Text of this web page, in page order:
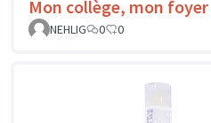
Mon collège, mon foyer
NEHLIG
0 0